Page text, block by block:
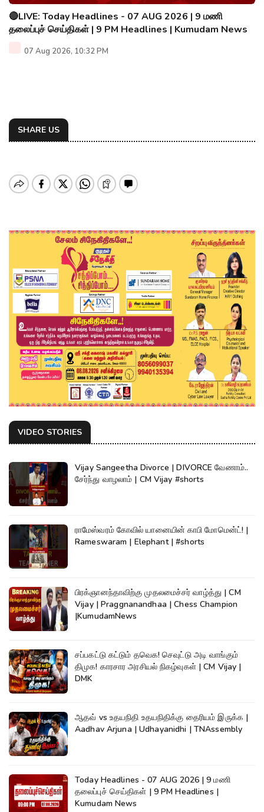
🔴LIVE: Today Headlines - 07 AUG 2026 | 9 மணி
தலைப்புச் செய்திகள் | 9 PM Headlines | Kumudam News
07 Aug 2026, 10:32 PM
SHARE US
VIDEO STORIES
Vijay Sangeetha Divorce | DIVORCE வேணாம்..
சேர்ந்து வாழலாம் | CM Vijay #shorts
ராமேஸ்வரம் கோவில் யானையின் காபி மோமென்ட்! |
Rameswaram | Elephant | #shorts
பிரக்ஞானந்தாவிற்கு முதலமைச்சர் வாழ்த்து | CM
Vijay | Praggnanandhaa | Chess Champion
|KumudamNews
சப்பகட்டு கட்டும் தவெக! செவுட்டு அடி வாங்கும்
திமுக! காரசார அரசியல் நிகழ்வுகள் | CM Vijay |
DMK
ஆதவ் vs உதயநிதி உதயநிதிக்கு தைரியம் இருக்க |
Aadhav Arjuna | Udhayanidhi | TNAssembly
Today Headlines - 07 AUG 2026 | 9 மணி
தலைப்புச் செய்திகள் | 9 PM Headlines |
Kumudam News